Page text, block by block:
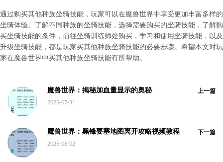
通过购买其他种族坐骑技能，玩家可以在魔兽世界中享受更加丰富多样的
坐骑体验。了解不同种族的坐骑技能，选择需要购买的坐骑技能，了解购
买坐骑技能的条件，前往坐骑训练师处购买，学习和使用坐骑技能，以及
升级坐骑技能，都是玩家买其他种族坐骑技能的必要步骤。希望本文对玩
家在魔兽世界中买其他种族坐骑技能有所帮助。
魔兽世界：揭秘加血量显示的奥秘
2025-07-31
上一篇
魔兽世界：黑锋要塞地图离开攻略视频教程
2025-08-02
下一篇